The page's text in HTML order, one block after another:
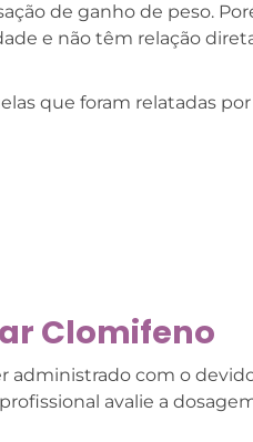
de ganho de peso.
e não têm relação
que foram relatadas por
Clomifeno
administrado com o
avalie a